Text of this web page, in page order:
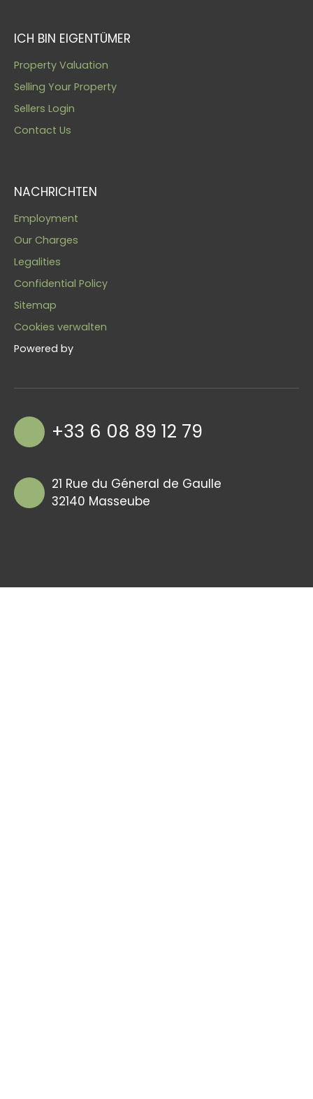
ICH BIN EIGENTÜMER
Property Valuation
Selling Your Property
Sellers Login
Contact Us
NACHRICHTEN
Employment
Our Charges
Legalities
Confidential Policy
Sitemap
Cookies verwalten
Powered by
+33 6 08 89 12 79
21 Rue du Géneral de Gaulle
32140 Masseube